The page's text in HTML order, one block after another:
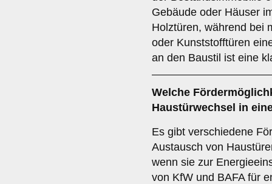
Gebäude oder Häuser
Holztüren, während bei
oder Kunststofftüren
an den Baustil ist eine
Welche
Haustürwechsel in
Es gibt verschiedene
Austausch von
wenn sie zur
von KfW und BAFA für